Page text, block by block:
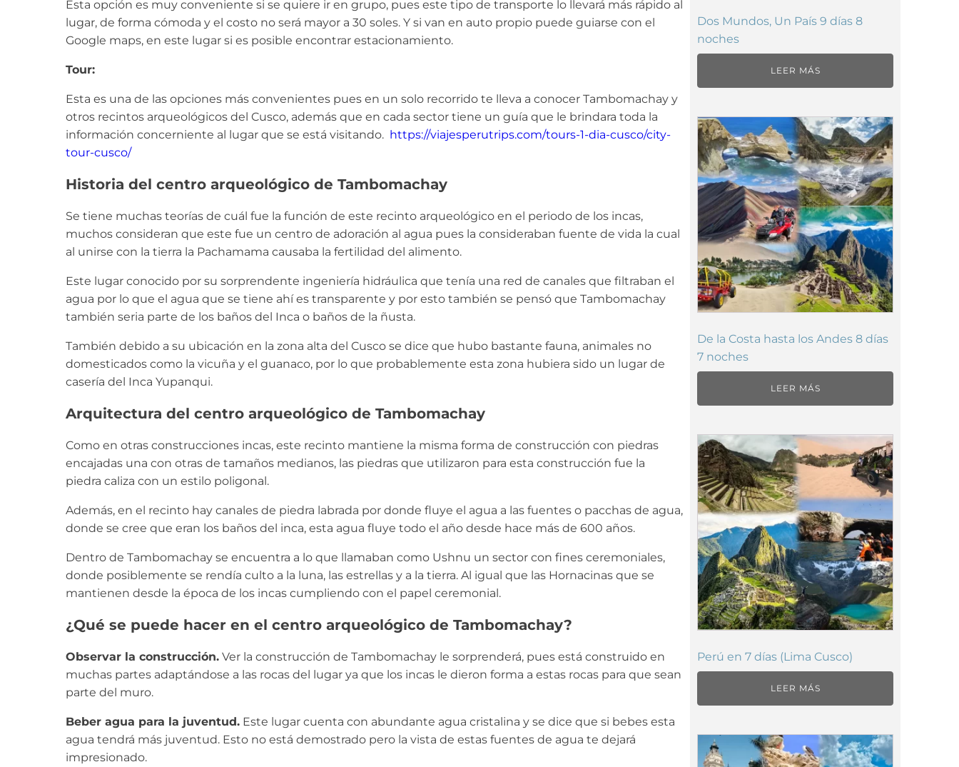
Esta opción es muy conveniente si se quiere ir en grupo, pues este tipo de transporte lo llevará más rápido al
lugar, de forma cómoda y el costo no será mayor a 30 soles. Y si van en auto propio puede guiarse con el
Google maps, en este lugar si es posible encontrar estacionamiento.
Tour:
Esta es una de las opciones más convenientes pues en un solo recorrido te lleva a conocer Tambomachay y
otros recintos arqueológicos del Cusco, además que en cada sector tiene un guía que le brindara toda la
información concerniente al lugar que se está visitando. https://viajesperutrips.com/tours-1-dia-cusco/city-
tour-cusco/
Historia del centro arqueológico de Tambomachay
Se tiene muchas teorías de cuál fue la función de este recinto arqueológico en el periodo de los incas,
muchos consideran que este fue un centro de adoración al agua pues la consideraban fuente de vida la cual
al unirse con la tierra la Pachamama causaba la fertilidad del alimento.
Este lugar conocido por su sorprendente ingeniería hidráulica que tenía una red de canales que filtraban el
agua por lo que el agua que se tiene ahí es transparente y por esto también se pensó que Tambomachay
también seria parte de los baños del Inca o baños de la ñusta.
También debido a su ubicación en la zona alta del Cusco se dice que hubo bastante fauna, animales no
domesticados como la vicuña y el guanaco, por lo que probablemente esta zona hubiera sido un lugar de
casería del Inca Yupanqui.
Arquitectura del centro arqueológico de Tambomachay
Como en otras construcciones incas, este recinto mantiene la misma forma de construcción con piedras
encajadas una con otras de tamaños medianos, las piedras que utilizaron para esta construcción fue la
piedra caliza con un estilo poligonal.
Además, en el recinto hay canales de piedra labrada por donde fluye el agua a las fuentes o pacchas de agua,
donde se cree que eran los baños del inca, esta agua fluye todo el año desde hace más de 600 años.
Dentro de Tambomachay se encuentra a lo que llamaban como Ushnu un sector con fines ceremoniales,
donde posiblemente se rendía culto a la luna, las estrellas y a la tierra. Al igual que las Hornacinas que se
mantienen desde la época de los incas cumpliendo con el papel ceremonial.
¿Qué se puede hacer en el centro arqueológico de Tambomachay?
Observar la construcción. Ver la construcción de Tambomachay le sorprenderá, pues está construido en
muchas partes adaptándose a las rocas del lugar ya que los incas le dieron forma a estas rocas para que sean
parte del muro.
Beber agua para la juventud. Este lugar cuenta con abundante agua cristalina y se dice que si bebes esta
agua tendrá más juventud. Esto no está demostrado pero la vista de estas fuentes de agua te dejará
impresionado.
Dos Mundos, Un País 9 días 8
noches
LEER MÁS
De la Costa hasta los Andes 8 días
7 noches
LEER MÁS
Perú en 7 días (Lima Cusco)
LEER MÁS